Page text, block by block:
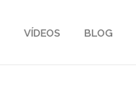
VÍDEOS BLOG